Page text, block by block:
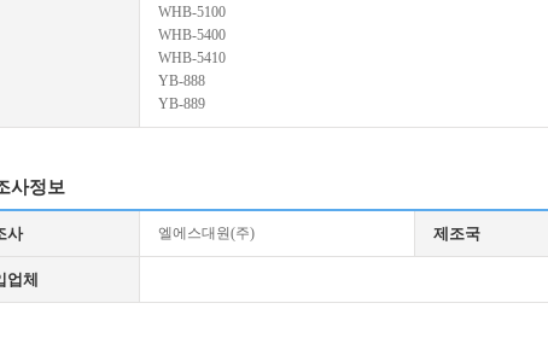
WHB-5100
WHB-5400
WHB-5410
YB-888
YB-889
사정보
사 엘에스대원(주) 제조국
업체